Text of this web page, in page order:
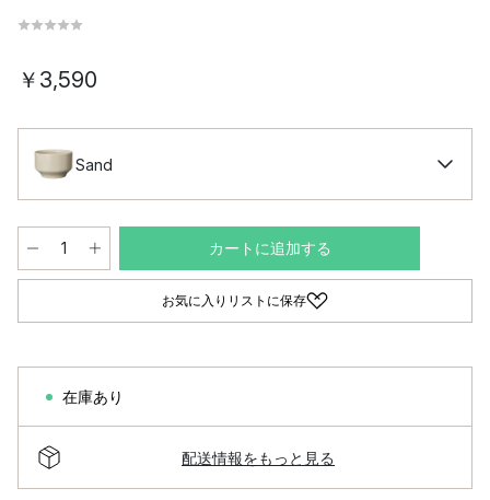
￥3,590
Sand
カートに追加する
お気に入りリストに保存
在庫あり
配送情報をもっと見る